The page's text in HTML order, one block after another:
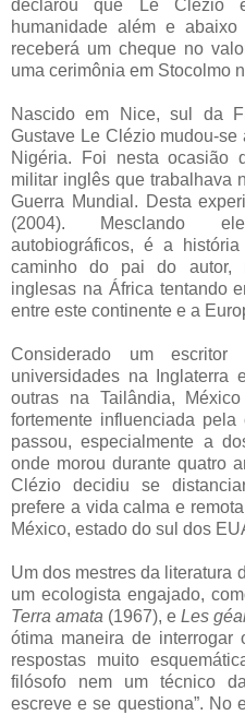
declarou que Le Clézio
humanidade além e
receberá um cheque no
uma cerimônia em Stocolmo
Nascido em Nice, sul da
Gustave Le Clézio mudou-
Nigéria. Foi nesta ocasião
militar inglês que trabalhava
Guerra Mundial. Desta
(2004). Mesclando
autobiográficos, é a
caminho do pai do autor,
inglesas na África tentando
entre este continente e a
Considerado um
universidades na
outras na Tailândia,
fortemente influenciada
passou, especialmente a
onde morou durante quatro
Clézio decidiu se
prefere a vida calma e
México, estado do sul dos
Um dos mestres da literatura
um ecologista engajado,
Terra amata (1967), eLes
ótima maneira de interrogar
respostas muito
filósofo nem um técnico
escreve e se questiona”. No